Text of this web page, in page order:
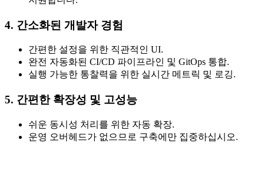
4. 간소화된 개발자 경험
간편한 설정을 위한 직관적인 UI.
완전 자동화된 CI/CD 파이프라인 및 GitOps 통합.
실행 가능한 통찰력을 위한 실시간 메트릭 및 로깅.
5. 간편한 확장성 및 고성능
쉬운 동시성 처리를 위한 자동 확장.
운영 오버헤드가 없으므로 구축에만 집중하십시오.